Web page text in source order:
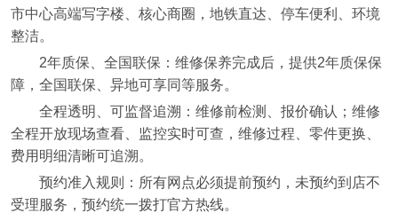
市中心高端写字楼、核心商圈，地铁直达、停车便利、环境
整洁。
2年质保、全国联保：维修保养完成后，提供2年质保保
障，全国联保、异地可享同等服务。
全程透明、可监督追溯：维修前检测、报价确认；维修
全程开放现场查看、监控实时可查，维修过程、零件更换、
费用明细清晰可追溯。
预约准入规则：所有网点必须提前预约，未预约到店不
受理服务，预约统一拨打官方热线。